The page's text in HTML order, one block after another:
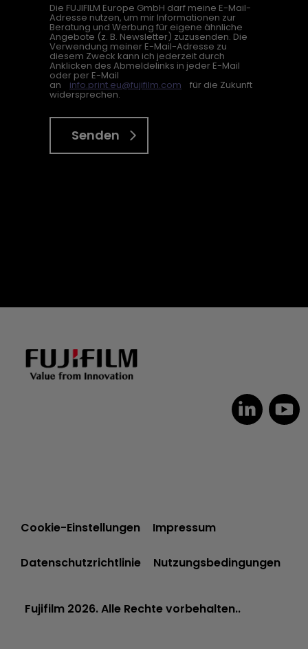
Die FUJIFILM Europe GmbH darf meine E-Mail-
Adresse nutzen, um mir Informationen zur
Beratung und Werbung für eigene ähnliche
Angebote (z. B. Newsletter) zuzusenden. Die
Verwendung meiner E-Mail-Adresse zu
diesem Zweck kann ich jederzeit durch
Anklicken des Abmeldelinks in jeder E-Mail
oder per E-Mail
an info.print.eu@fujifilm.com für die Zukunft
widersprechen.
Senden
Cookie-Einstellungen Impressum
Datenschutzrichtlinie Nutzungsbedingungen
Fujifilm 2026. Alle Rechte vorbehalten..